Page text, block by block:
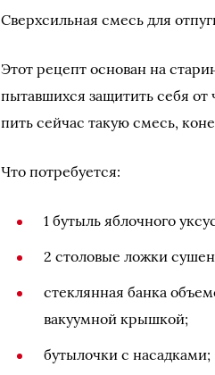
Сверхсильная смесь для
Этот рецепт основан на
пытавшихся защитить себя
пить сейчас такую смесь,
Что потребуется:
1 бутыль яблочного
2 столовые ложки
стеклянная банка
вакуумной крышкой;
бутылочки с насадками;